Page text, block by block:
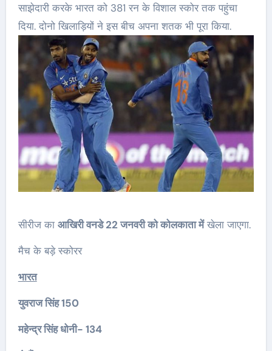
साझेदारी करके भारत को 381 रन के विशाल स्कोर तक पहुंचा
दिया. दोनो खिलाड़ियों ने इस बीच अपना शतक भी पूरा किया.
सीरीज का आखिरी वनडे 22 जनवरी को कोलकाता मेंखेला जाएगा.
मैच के बड़े स्कोरर
भारत
युवराज सिंह 150
महेन्द्र सिंह धोनी- 134